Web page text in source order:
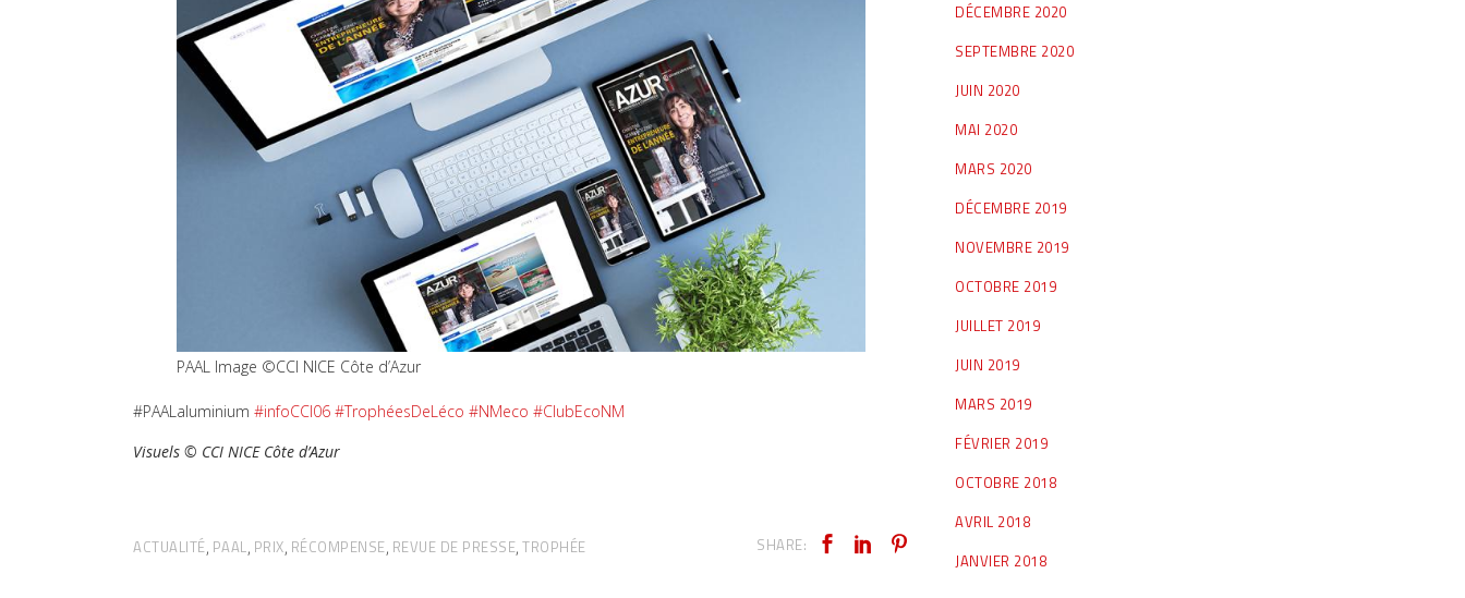
PAAL Image ©CCI NICE Côte d’Azur
#PAALaluminium #infoCCI06 #TrophéesDeLéco #NMeco #ClubEcoNM
Visuels © CCI NICE Côte d’Azur
ACTUALITÉ, PAAL, PRIX, RÉCOMPENSE, REVUE DE PRESSE, TROPHÉE SHARE:
DÉCEMBRE 2020
SEPTEMBRE 2020
JUIN 2020
MAI 2020
MARS 2020
DÉCEMBRE 2019
NOVEMBRE 2019
OCTOBRE 2019
JUILLET 2019
JUIN 2019
MARS 2019
FÉVRIER 2019
OCTOBRE 2018
AVRIL 2018
JANVIER 2018